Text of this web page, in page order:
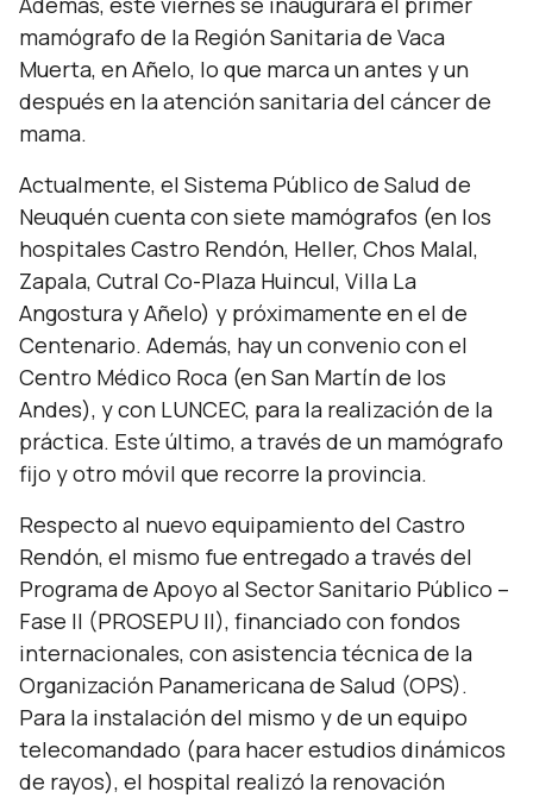
mamógrafo de la Región Sanitaria de Vaca
Muerta, en Añelo, lo que marca un antes y un
después en la atención sanitaria del cáncer de
mama.
Actualmente, el Sistema Público de Salud de
Neuquén cuenta con siete mamógrafos (en los
hospitales Castro Rendón, Heller, Chos Malal,
Zapala, Cutral Co-Plaza Huincul, Villa La
Angostura y Añelo) y próximamente en el de
Centenario. Además, hay un convenio con el
Centro Médico Roca (en San Martín de los
Andes), y con LUNCEC, para la realización de la
práctica. Este último, a través de un mamógrafo
fijo y otro móvil que recorre la provincia.
Respecto al nuevo equipamiento del Castro
Rendón, el mismo fue entregado a través del
Programa de Apoyo al Sector Sanitario Público –
Fase II (PROSEPU II), financiado con fondos
internacionales, con asistencia técnica de la
Organización Panamericana de Salud (OPS).
Para la instalación del mismo y de un equipo
telecomandado (para hacer estudios dinámicos
de rayos), el hospital realizó la renovación